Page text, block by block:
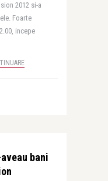
2012 si-a
Foarte
incepe
bani